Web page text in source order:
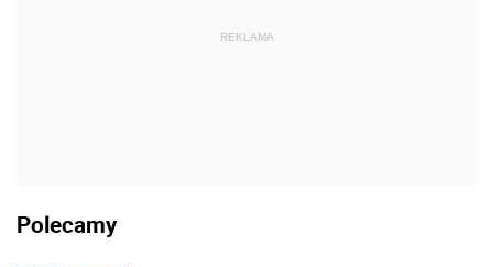
REKLAMA
Polecamy